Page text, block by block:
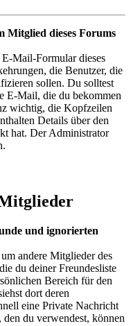
Mitglied dieses Forums
Mail-Formular dieses
die Benutzer, die
sollen. Du solltest
E-Mail, die du bekommen
wichtig, die Kopfzeilen
Details über den
hat. Der Administrator
und ignorierten
andere Mitglieder des
du deiner Freundesliste
Bereich für den
dort deren
eine Private Nachricht
du verwendest, können